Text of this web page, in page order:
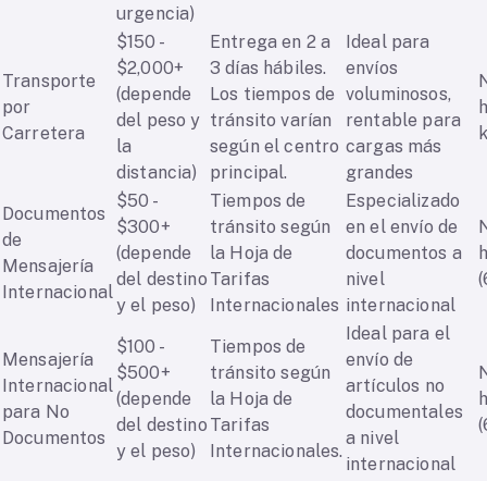
urgencia)
Transporte
por
Carretera
$150 -
$2,000+
(depende
del peso y
la
distancia)
Entrega en 2 a
3 días hábiles.
Los tiempos de
tránsito varían
según el centro
principal.
Ideal para
envíos
voluminosos,
rentable para
cargas más
grandes
Documentos
de
Mensajería
Internacional
$50 -
$300+
(depende
del destino
y el peso)
Tiempos de
tránsito según
la Hoja de
Tarifas
Internacionales
Especializado
en el envío de
documentos a
nivel
internacional
Mensajería
Internacional
para No
Documentos
$100 -
$500+
(depende
del destino
y el peso)
Tiempos de
tránsito según
la Hoja de
Tarifas
Internacionales.
Ideal para el
envío de
artículos no
documentales
a nivel
internacional